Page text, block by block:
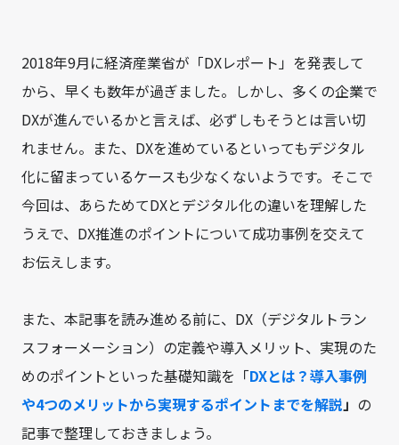
2018年9月に経済産業省が「DXレポート」を発表して
から、早くも数年が過ぎました。しかし、多くの企業で
DXが進んでいるかと言えば、必ずしもそうとは言い切
れません。また、DXを進めているといってもデジタル
化に留まっているケースも少なくないようです。そこで
今回は、あらためてDXとデジタル化の違いを理解した
うえで、DX推進のポイントについて成功事例を交えて
お伝えします。
また、本記事を読み進める前に、DX（デジタルトラン
スフォーメーション）の定義や導入メリット、実現のた
めのポイントといった基礎知識を「DXとは？導入事例
や4つのメリットから実現するポイントまでを解説 」 の
記事で整理しておきましょう。